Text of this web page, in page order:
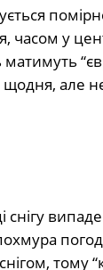
часом у
матимуть
але
снігу
тому